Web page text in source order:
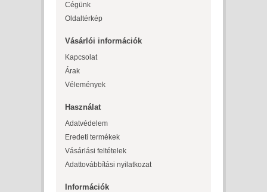
Cégünk
Oldaltérkép
Vásárlói információk
Kapcsolat
Árak
Vélemények
Használat
Adatvédelem
Eredeti termékek
Vásárlási feltételek
Adattovábbítási nyilatkozat
Információk